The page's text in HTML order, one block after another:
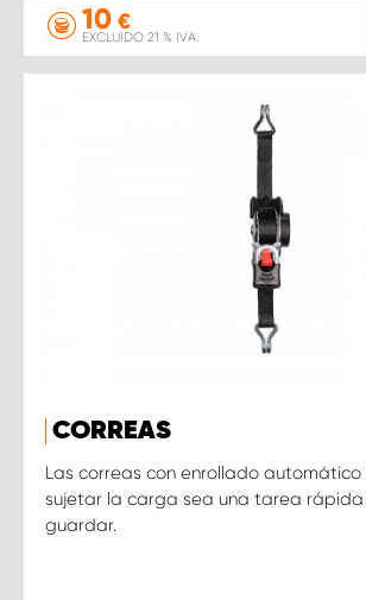
10 €
EXCLUIDO 21 % IVA
CORREAS
Las correas con enrollado
sujetar la carga sea una tarea
guardar.